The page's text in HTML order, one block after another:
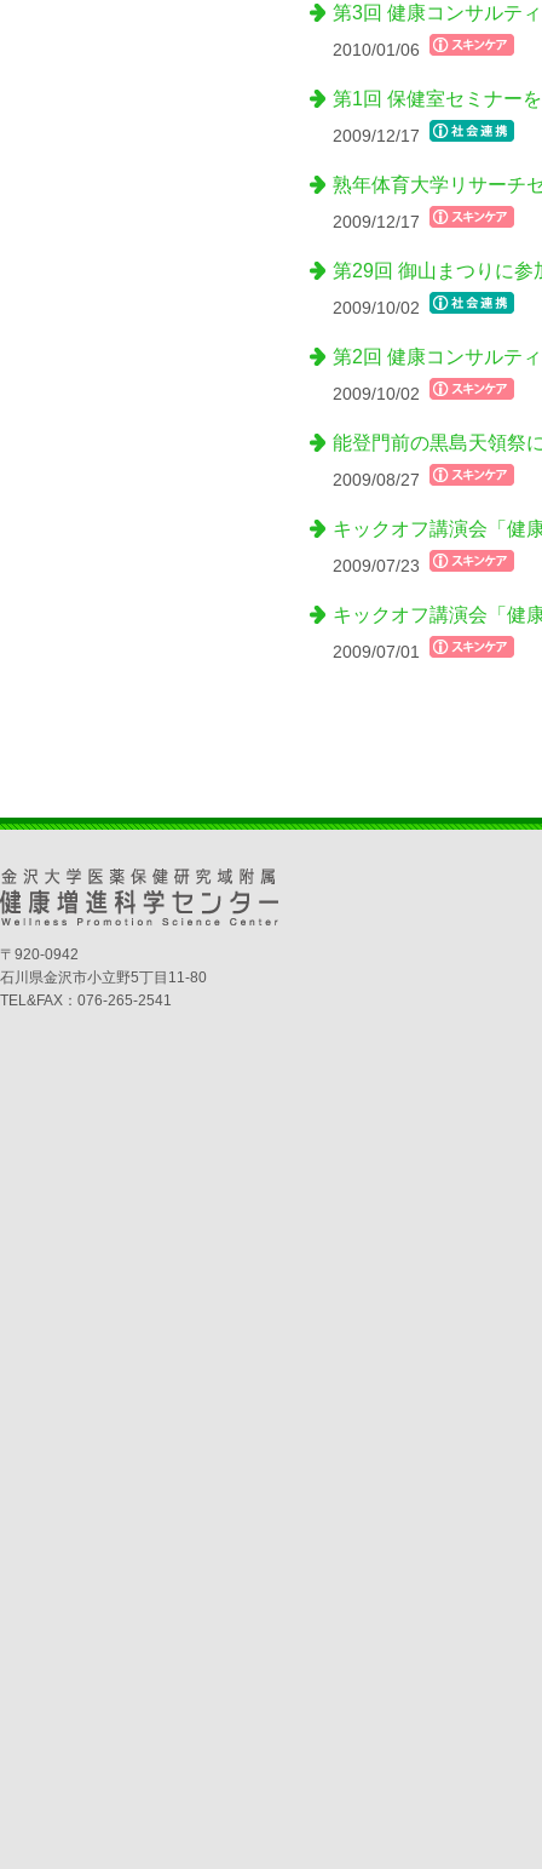
第3回 健康コンサルテ
2010/01/06
第1回 保健室セミナー
2009/12/17
熟年体育大学リサーチ
2009/12/17
第29回 御山まつりに参
2009/10/02
第2回 健康コンサルテ
2009/10/02
能登門前の黒島天領祭
2009/08/27
キックオフ講演会「健
2009/07/23
キックオフ講演会「健
2009/07/01
〒920-0942
石川県金沢市小立野5丁目11-80
TEL&FAX：076-265-2541